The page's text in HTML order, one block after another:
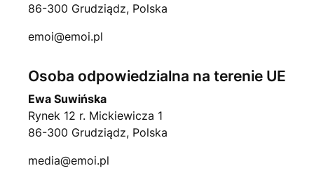
86-300 Grudziądz, Polska
emoi@emoi.pl
Osoba odpowiedzialna na terenie UE
Ewa Suwińska
Rynek 12 r. Mickiewicza 1
86-300 Grudziądz, Polska
media@emoi.pl